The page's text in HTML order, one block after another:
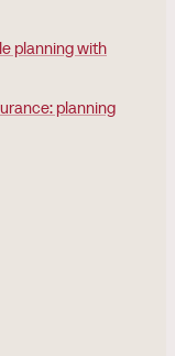
planning with
planning